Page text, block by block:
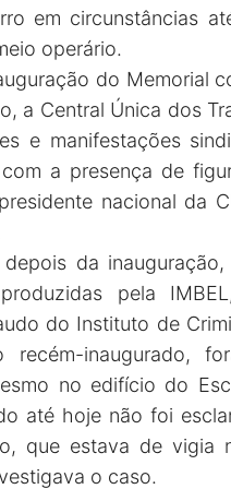
em circunstâncias
operário.
do Memorial
a Central Única dos
e manifestações
a presença de
nacional da
depois da
pela
do Instituto de
recém-inaugurado,
no edifício do
até hoje não foi
que estava de vigia
o caso.